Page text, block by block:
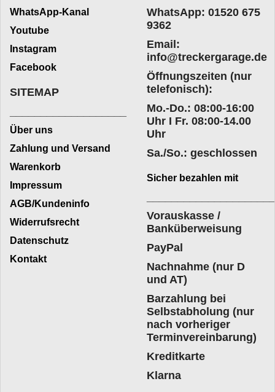
WhatsApp-Kanal
Youtube
Instagram
Facebook
WhatsApp: 01520 675
9362
Email:
info@treckergarage.de
Öffnungszeiten (nur
telefonisch):
Mo.-Do.: 08:00-16:00
Uhr I Fr. 08:00-14.00
Uhr
Sa./So.: geschlossen
SITEMAP
Über uns
Zahlung und Versand
Warenkorb
Impressum
AGB/Kundeninfo
Widerrufsrecht
Datenschutz
Kontakt
Sicher bezahlen mit
Vorauskasse /
Banküberweisung
PayPal
Nachnahme (nur D
und AT)
Barzahlung bei
Selbstabholung (nur
nach vorheriger
Terminvereinbarung)
Kreditkarte
Klarna